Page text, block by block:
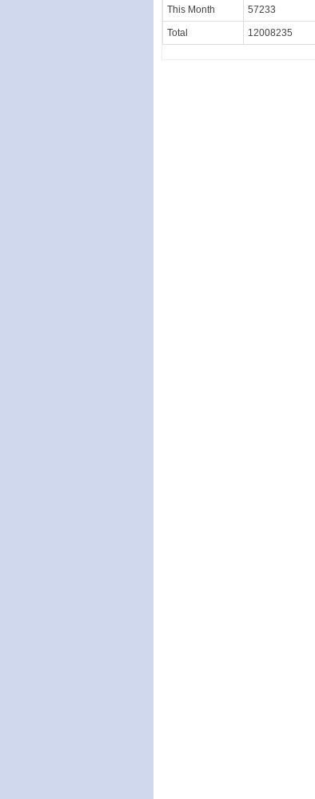
This Month 57233
Total 12008235